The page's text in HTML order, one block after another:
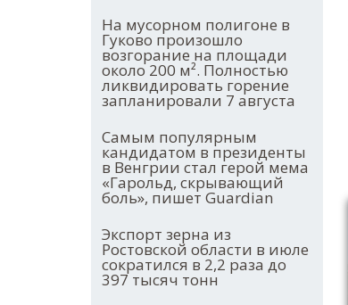
На мусорном полигоне в
Гуково произошло
возгорание на площади
около 200 м². Полностью
ликвидировать горение
запланировали 7 августа
Самым популярным
кандидатом в президенты
в Венгрии стал герой мема
«Гарольд, скрывающий
боль», пишет Guardian
Экспорт зерна из
Ростовской области в июле
сократился в 2,2 раза до
397 тысяч тонн